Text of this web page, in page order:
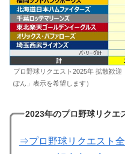
プロ野球リクエスト2025年 拡散歓
ぽん」表示を希望します）
2023年のプロ野球リクエ
⇒プロ野球リクエスト